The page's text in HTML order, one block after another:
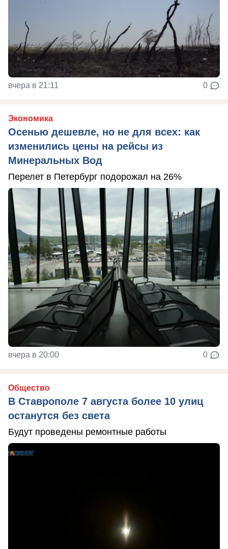
вчера в 21:11 0
Экономика
Осенью дешевле, но не для всех: как
изменились цены на рейсы из
Минеральных Вод
Перелет в Петербург подорожал на 26%
вчера в 20:00 0
Общество
В Ставрополе 7 августа более 10 улиц
останутся без света
Будут проведены ремонтные работы